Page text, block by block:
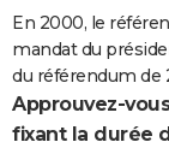
En 2000, le
mandat du
du référendum de
Approuvez-
fixant la durée